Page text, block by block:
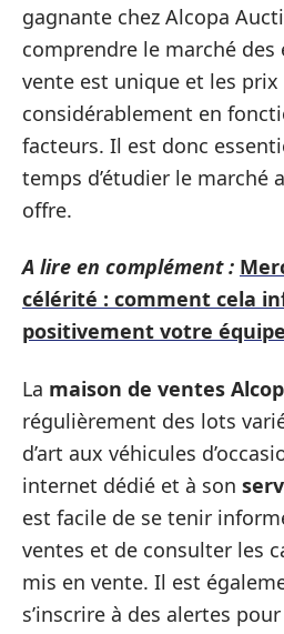
gagnante chez Alcopa
comprendre le marché des
vente est unique et les
considérablement en
facteurs. Il est donc
temps d’étudier le marché
offre.
A lire en complément :
célérité : comment cela
positivement votre équipe
La maison de ventes
régulièrement des lots
d’art aux véhicules
internet dédié et à son
est facile de se tenir
ventes et de consulter les
mis en vente. Il est
s’inscrire à des alertes